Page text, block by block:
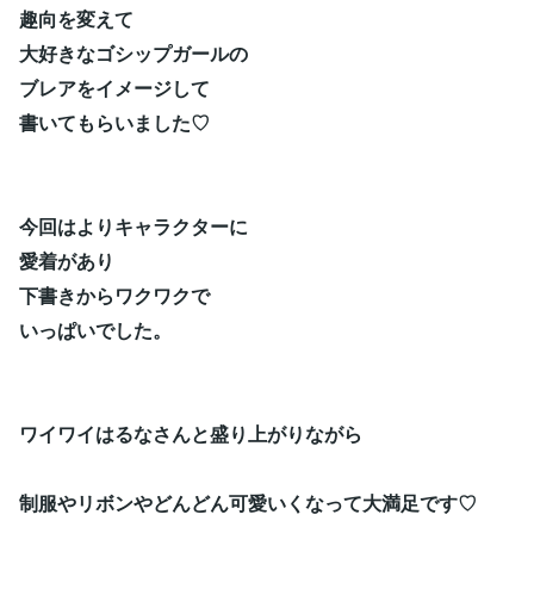
趣向を変えて
大好きなゴシップガールの
ブレアをイメージして
書いてもらいました♡
今回はよりキャラクターに
愛着があり
下書きからワクワクで
いっぱいでした。
ワイワイはるなさんと盛り上がりながら
制服やリボンやどんどん可愛いくなって大満足です♡